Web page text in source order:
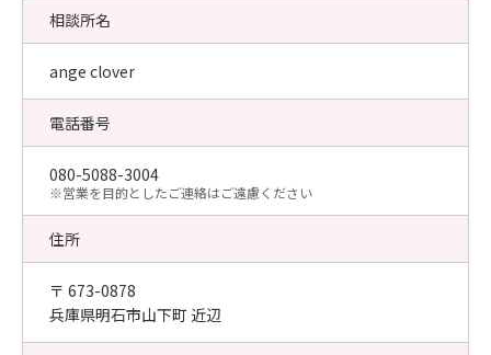
相談所名
ange clover
電話番号
080-5088-3004
​※営業を目的としたご連絡はご遠慮ください
住所
〒 673-0878
兵庫県明石市山下町 近辺